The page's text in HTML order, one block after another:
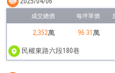
2,352萬 96.31萬
民權東路六段180巷